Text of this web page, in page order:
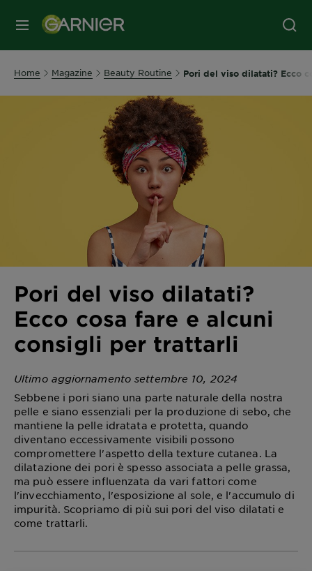
MENU
Home Magazine Beauty Routine Pori del viso dilatati? Ecco
Pori del viso dilatati?
Ecco cosa fare e alcuni
consigli per trattarli
Ultimo aggiornamento settembre 10, 2024
Sebbene i pori siano una parte naturale della nostra
pelle e siano essenziali per la produzione di sebo, che
mantiene la pelle idratata e protetta, quando
diventano eccessivamente visibili possono
compromettere l'aspetto della texture cutanea. La
dilatazione dei pori è spesso associata a pelle grassa,
ma può essere influenzata da vari fattori come
l'invecchiamento, l'esposizione al sole, e l'accumulo di
impurità. Scopriamo di più sui pori del viso dilatati e
come trattarli.